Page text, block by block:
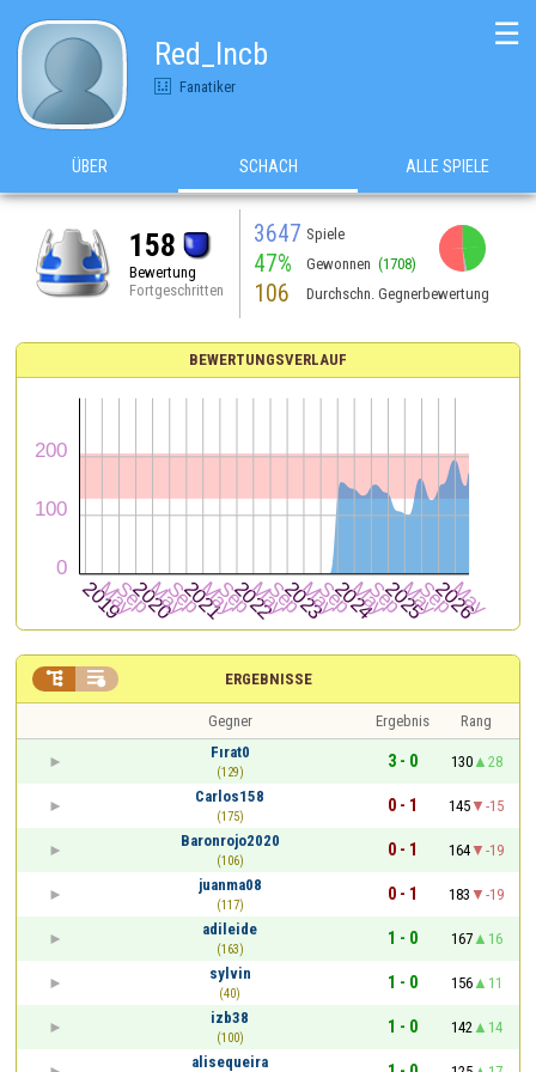
Red_lncb
Fanatiker
☰
ÜBER SCHACH ALLE SPIELE
158
Bewertung
Fortgeschritten
3647 Spiele
47% Gewonnen (1708)
106 Durchschn. Gegnerbewertung
BEWERTUNGSVERLAUF
ERGEBNISSE
 
Gegner Ergebnis
Rang
Fırat0
(129)
3 - 0 130
28
Carlos158
(175)
0 - 1 145
-15
Baronrojo2020
(106)
0 - 1 164
-19
juanma08
(117)
0 - 1 183
-19
adileide
(163)
1 - 0 167
16
sylvin
(40)
1 - 0 156
11
izb38
(100)
1 - 0 142
14
alisequeira